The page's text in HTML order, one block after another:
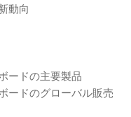
動向
ドの主要製品
ドのグローバル販売